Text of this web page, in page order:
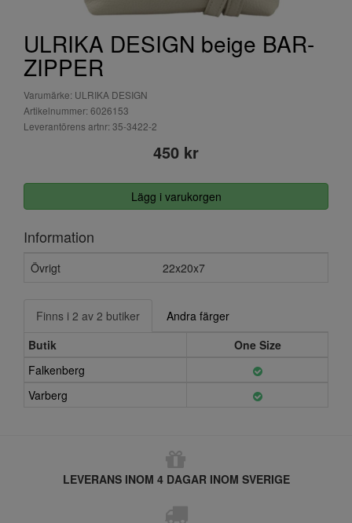
ULRIKA DESIGN beige BAR-
ZIPPER
Varumärke: ULRIKA DESIGN
Artikelnummer: 6026153
Leverantörens artnr: 35-3422-2
450 kr
Lägg i varukorgen
Information
Övrigt 22x20x7
Finns i 2 av 2 butiker
Andra färger
Butik
One Size
Falkenberg
Varberg
LEVERANS INOM 4 DAGAR INOM SVERIGE